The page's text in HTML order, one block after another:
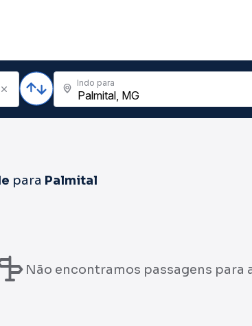
Indo para
para Palmital
Não encontramos passagens para